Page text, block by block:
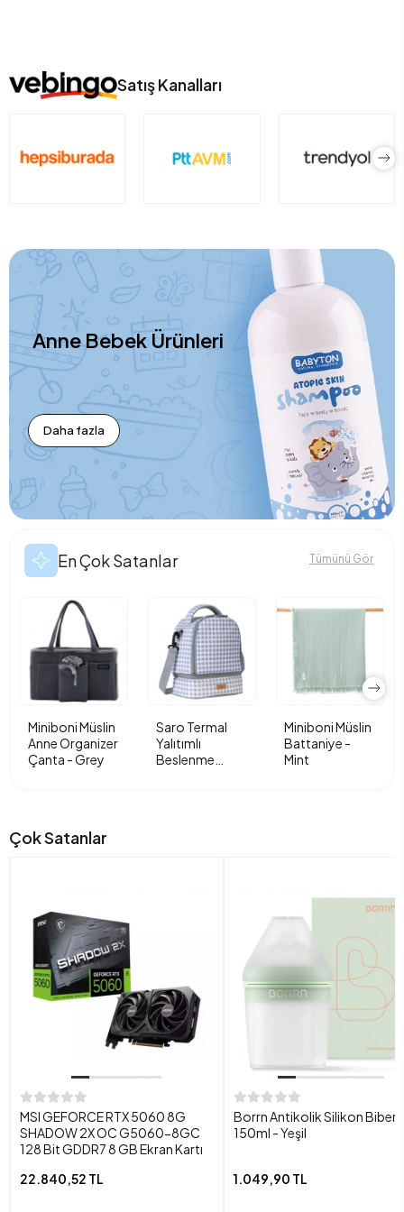
Satış Kanalları
Anne Bebek Ürünleri
Daha fazla
En Çok Satanlar Tümünü Gör
Miniboni Müslin
Anne Organizer
Çanta - Grey
Saro Termal
Yalıtımlı
Beslenme
Miniboni Müslin
Battaniye -
Mint
Çok Satanlar
MSI GEFORCE RTX 5060 8G
SHADOW 2X OC G5060-8GC
128 Bit GDDR7 8 GB Ekran Kartı
22.840,52 TL
Borrn Antikolik Silikon
150ml - Yeşil
1.049,90 TL